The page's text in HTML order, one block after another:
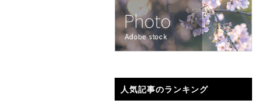
人気記事のランキング